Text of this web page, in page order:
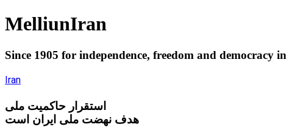
MelliunIran
Since 1905 for independence, freedom and democracy in
Iran
استقرار حاکميت ملی
هدف نهضت ملی ایران است